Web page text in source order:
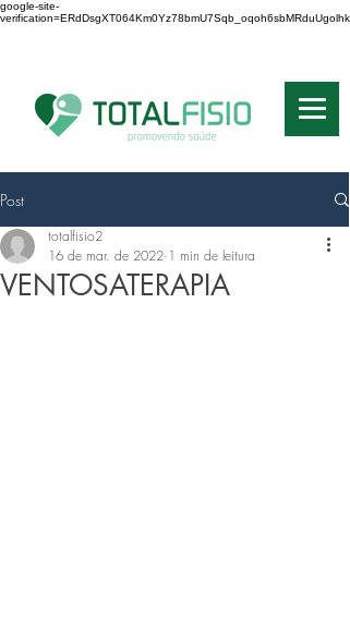
google-site-
verification=ERdDsgXT064Km0Yz78bmU7Sqb_oqoh6sbMRduUgolhk
Post
VENTOSATERAPIA
totalfisio2
16 de mar. de 2022 1 min de leitura